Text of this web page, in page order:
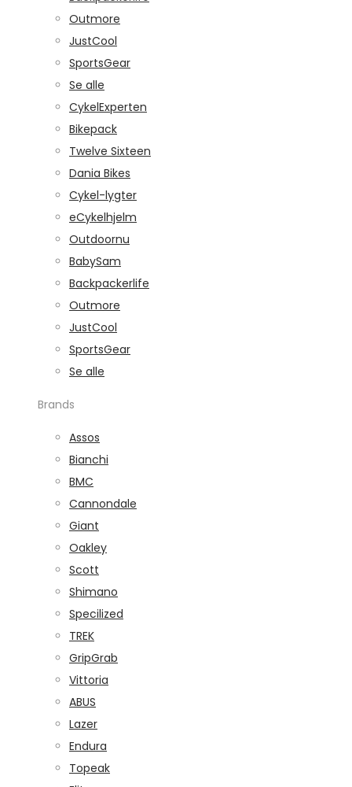
Outmore
JustCool
SportsGear
Se alle
CykelExperten
Bikepack
Twelve Sixteen
Dania Bikes
Cykel-lygter
eCykelhjelm
Outdoornu
BabySam
Backpackerlife
Outmore
JustCool
SportsGear
Se alle
Brands
Assos
Bianchi
BMC
Cannondale
Giant
Oakley
Scott
Shimano
Specilized
TREK
GripGrab
Vittoria
ABUS
Lazer
Endura
Topeak